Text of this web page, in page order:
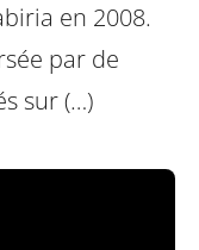
en 2008.
par de
sur (…)